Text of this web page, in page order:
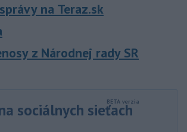
na Teraz.sk
z Národnej rady SR
sociálnych sieťach